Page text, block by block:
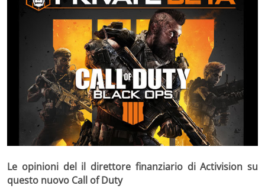
Le opinioni del il direttore finanziario di Activision su
questo nuovo Call of Duty